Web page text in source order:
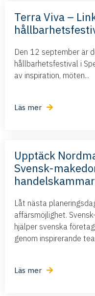
Terra Viva –
Den 12 september är
hållbarhetsfestival i
av inspiration, möten...
Läs mer
Upptäck
Svensk-
Låt nästa
affärsmöjlighet.
hjälper svenska
genom inspirerande
Läs mer